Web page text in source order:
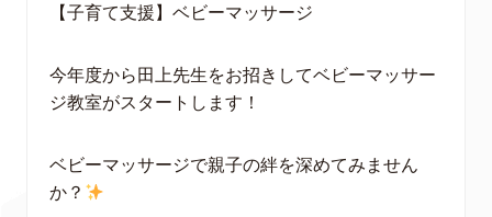
【子育て支援】ベビーマッサージ
今年度から田上先生をお招きしてベビーマッサー
ジ教室がスタートします！
ベビーマッサージで親子の絆を深めてみません
か？